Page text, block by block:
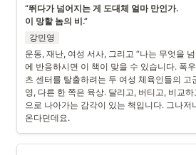
“뛰다가 넘어지는 게 도대체 얼마 만인가.
이 망할 놈의 비.”
강민영
운동, 재난, 여성 서사, 그리고 “나는 무엇을
에 반응하시면 이 책이 맞을 수 있습니다. 폭
츠 센터를 탈출하려는 두 여성 체육인들의 고
영, 다른 한 쪽은 육상. 달리고, 버티고, 비교
으로 나아가는 감각이 있는 책입니다. 그나저
온다던데요.